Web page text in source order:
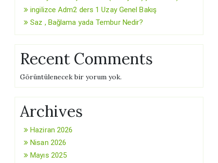
ingilizce Adm2 ders 1 Uzay Genel Bakış
Saz , Bağlama yada Tembur Nedir?
Recent Comments
Görüntülenecek bir yorum yok.
Archives
Haziran 2026
Nisan 2026
Mayıs 2025